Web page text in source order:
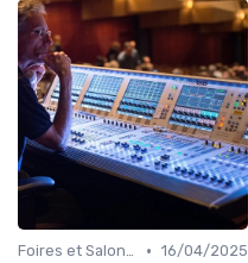
Foires et Salons Grand Public • 16/04/2025